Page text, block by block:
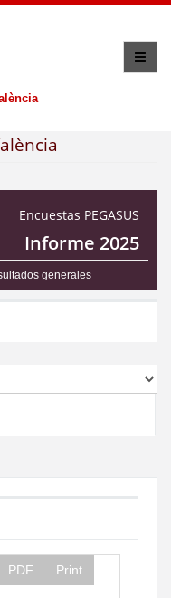
Encuestas PEGASUS
Informe 2025
generales
PDF Print